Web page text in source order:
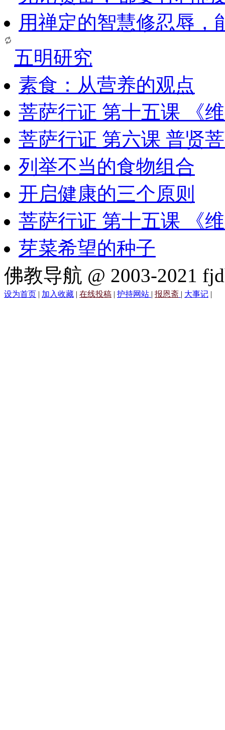
用禅定的智慧修忍辱，
五明研究
素食：从营养的观点
菩萨行证 第十五课 《
菩萨行证 第六课 普贤
列举不当的食物组合
开启健康的三个原则
菩萨行证 第十五课 《
芽菜希望的种子
佛教导航 @ 2003-2021
设为首页 | 加入收藏 | 在线投稿 | 护持网站 | 报恩斋 | 大事记 |